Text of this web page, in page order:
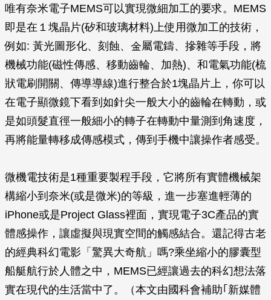
唯有奈米電子MEMS可以實現微細加工的要求。MEMS
即是在１塊晶片(矽和玻璃材料)上使用微加工的技術，
例如: 黃光圖形化、刻蝕、金屬電鑄、摻雜等手段，將
機械功能(磁性傳感、移動齒輪、加熱)、和電氣功能(梳
狀電刷開關、傳導導線)進行整合於1塊晶片上，你可以
在電子顯微鏡下看到如針尖一般大小的齒輪在轉動，或
是如頭髮直徑一般細小的轉子在轉動中量測到角速度，
再將能量轉移成傳感模式，傳到手機中讓操作者感受。
微機電技術是1種重要製程手段，它將所有實體機械架
構縮小到奈米(或是微米)的等級，進一步塞進輕薄的
iPhone或是Project Glass裡面，實現電子3C產品的實
體感操作，讓虛擬與現實空間的觸感結合。還記得古老
的經典科幻電影「驚異大奇航」嗎?乘坐縮小的膠囊型
船艇航行於人體之中，MEMS已經讓過去的科幻想法落
實在現代的生活當中了。（本文由國科會補助｢新媒體